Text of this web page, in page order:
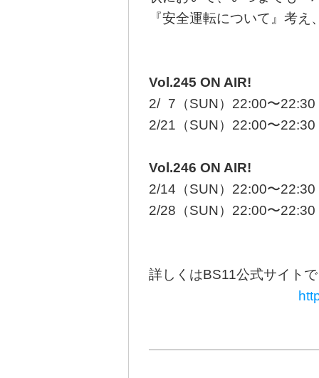
『安全運転について』考え
Vol.245 ON AIR!
2/0 7（SUN）22:00〜22:30
2/21（SUN）22:00〜22:30
Vol.246 ON AIR!
2/14（SUN）22:00〜22:30
2/28（SUN）22:00〜22:30
詳しくはBS11公式サイトで